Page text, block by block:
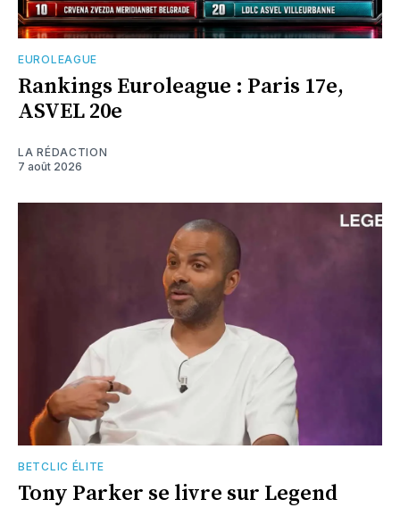
EUROLEAGUE
Rankings Euroleague : Paris 17e,
ASVEL 20e
LA RÉDACTION
7 août 2026
BETCLIC ÉLITE
Tony Parker se livre sur Legend